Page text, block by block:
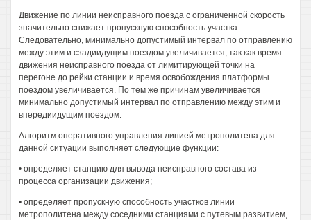
Движение по линии неисправного поезда с ограниченной скорость
значительно снижает пропускную способность участка.
Следовательно, минимально допустимый интервал по отправлению
между этим и сзадиидущим поездом увеличивается, так как время
движения неисправного поезда от лимитирующей точки на
перегоне до рейки станции и время освобождения платформы
поездом увеличивается. По тем же причинам увеличивается
минимально допустимый интервал по отправлению между этим и
впередиидущим поездом.
Алгоритм оперативного управления линией метрополитена для
данной ситуации выполняет следующие функции:
• определяет станцию для вывода неисправного состава из
процесса организации движения;
• определяет пропускную способность участков линии
метрополитена между соседними станциями с путевым развитием,